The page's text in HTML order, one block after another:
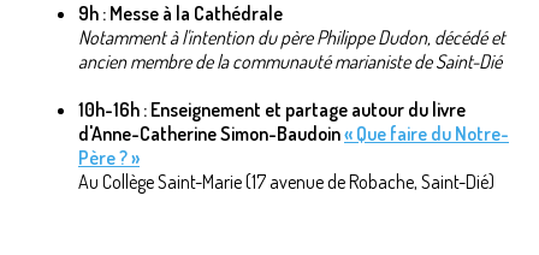
9h : Messe à la Cathédrale
Notamment à l'intention du père Philippe Dudon, décédé et
ancien membre de la communauté marianiste de Saint-Dié
10h-16h : Enseignement et partage autour du livre
d'Anne-Catherine Simon-Baudoin« Que faire du Notre-
Père ? »
Au Collège Saint-Marie (17 avenue de Robache, Saint-Dié)